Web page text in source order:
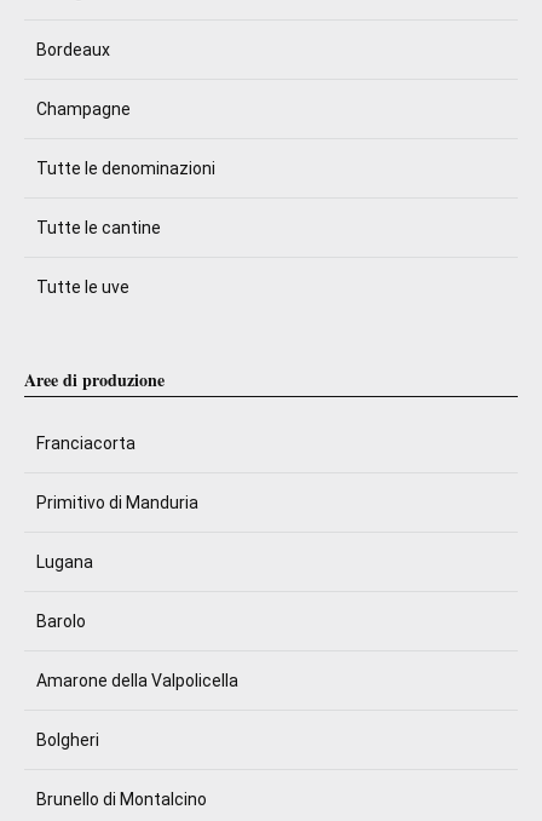
Bordeaux
Champagne
Tutte le denominazioni
Tutte le cantine
Tutte le uve
Aree di produzione
Franciacorta
Primitivo di Manduria
Lugana
Barolo
Amarone della Valpolicella
Bolgheri
Brunello di Montalcino